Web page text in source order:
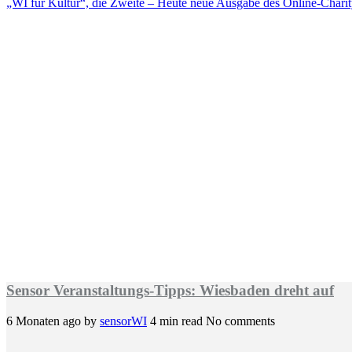
„WI für Kultur“, die Zweite – Heute neue Ausgabe des Online-
Sensor Veranstaltungs-Tipps: Wiesbaden dreht auf
6 Monaten ago by sensorWI 4 min read No comments